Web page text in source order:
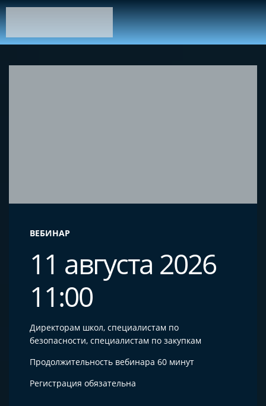
ВЕБИНАР
11 августа 2026
11:00
Директорам школ, специалистам по
безопасности, специалистам по закупкам
Продолжительность вебинара 60 минут
Регистрация обязательна